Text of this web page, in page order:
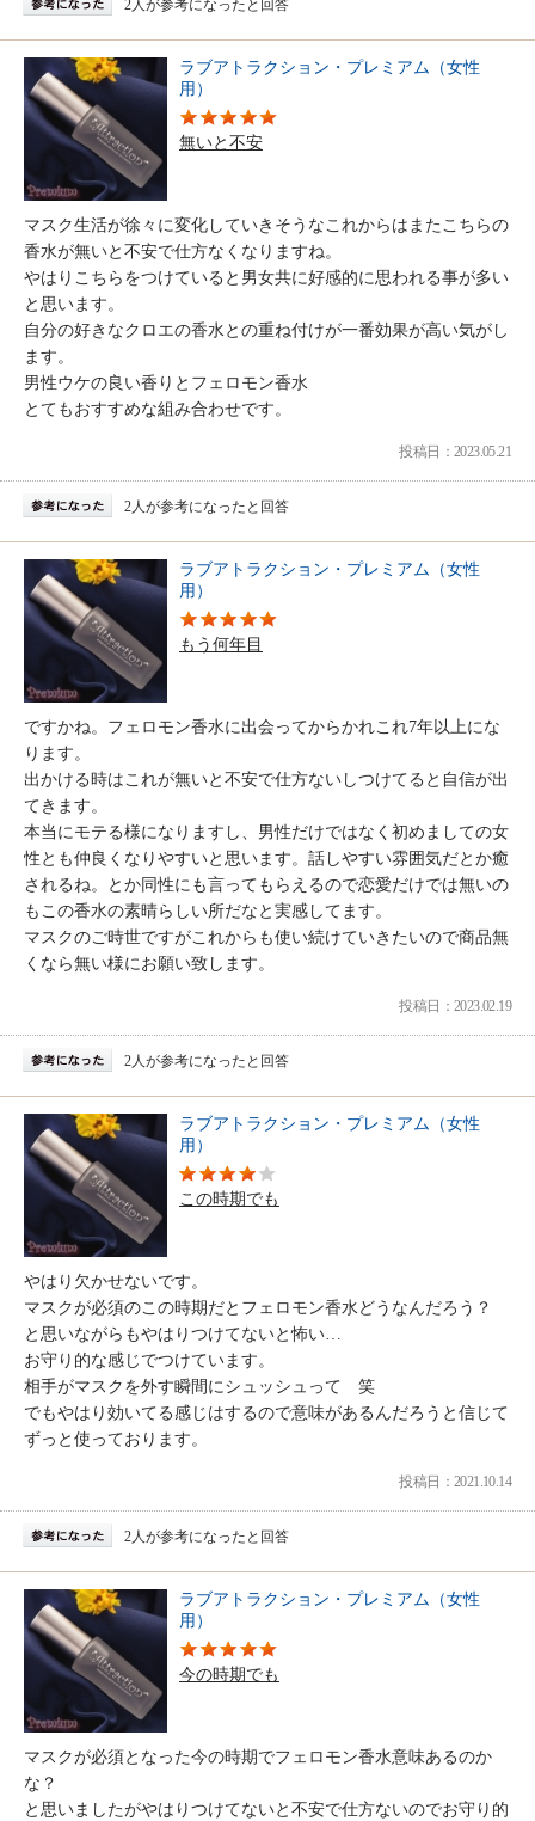
2人が参考になったと回答
ラブアトラクション・プレミアム（女性
用）
無いと不安
マスク生活が徐々に変化していきそうなこれからはまたこちらの
香水が無いと不安で仕方なくなりますね。
やはりこちらをつけていると男女共に好感的に思われる事が多い
と思います。
自分の好きなクロエの香水との重ね付けが一番効果が高い気がし
ます。
男性ウケの良い香りとフェロモン香水
とてもおすすめな組み合わせです。
投稿日：2023.05.21
2人が参考になったと回答
ラブアトラクション・プレミアム（女性
用）
もう何年目
ですかね。フェロモン香水に出会ってからかれこれ7年以上にな
ります。
出かける時はこれが無いと不安で仕方ないしつけてると自信が出
てきます。
本当にモテる様になりますし、男性だけではなく初めましての女
性とも仲良くなりやすいと思います。話しやすい雰囲気だとか癒
されるね。とか同性にも言ってもらえるので恋愛だけでは無いの
もこの香水の素晴らしい所だなと実感してます。
マスクのご時世ですがこれからも使い続けていきたいので商品無
くなら無い様にお願い致します。
投稿日：2023.02.19
2人が参考になったと回答
ラブアトラクション・プレミアム（女性
用）
この時期でも
やはり欠かせないです。
マスクが必須のこの時期だとフェロモン香水どうなんだろう？
と思いながらもやはりつけてないと怖い…
お守り的な感じでつけています。
相手がマスクを外す瞬間にシュッシュって 笑
でもやはり効いてる感じはするので意味があるんだろうと信じて
ずっと使っております。
投稿日：2021.10.14
2人が参考になったと回答
ラブアトラクション・プレミアム（女性
用）
今の時期でも
マスクが必須となった今の時期でフェロモン香水意味あるのか
な？
と思いましたがやはりつけてないと不安で仕方ないのでお守り的